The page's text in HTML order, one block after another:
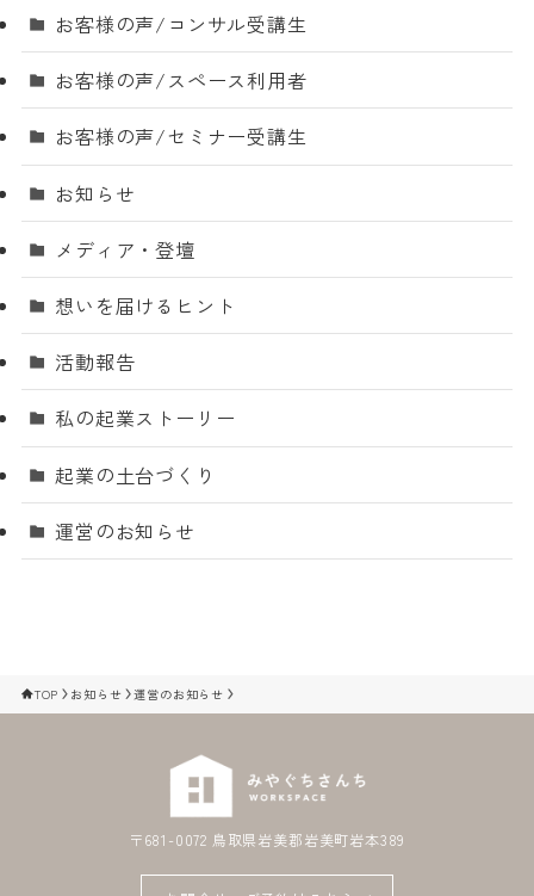
お客様の声/コンサル受講生
お客様の声/スペース利用者
お客様の声/セミナー受講生
お知らせ
メディア・登壇
想いを届けるヒント
活動報告
私の起業ストーリー
起業の土台づくり
運営のお知らせ
TOP お知らせ 運営のお知らせ
〒681-0072 鳥取県岩美郡岩美町岩本389